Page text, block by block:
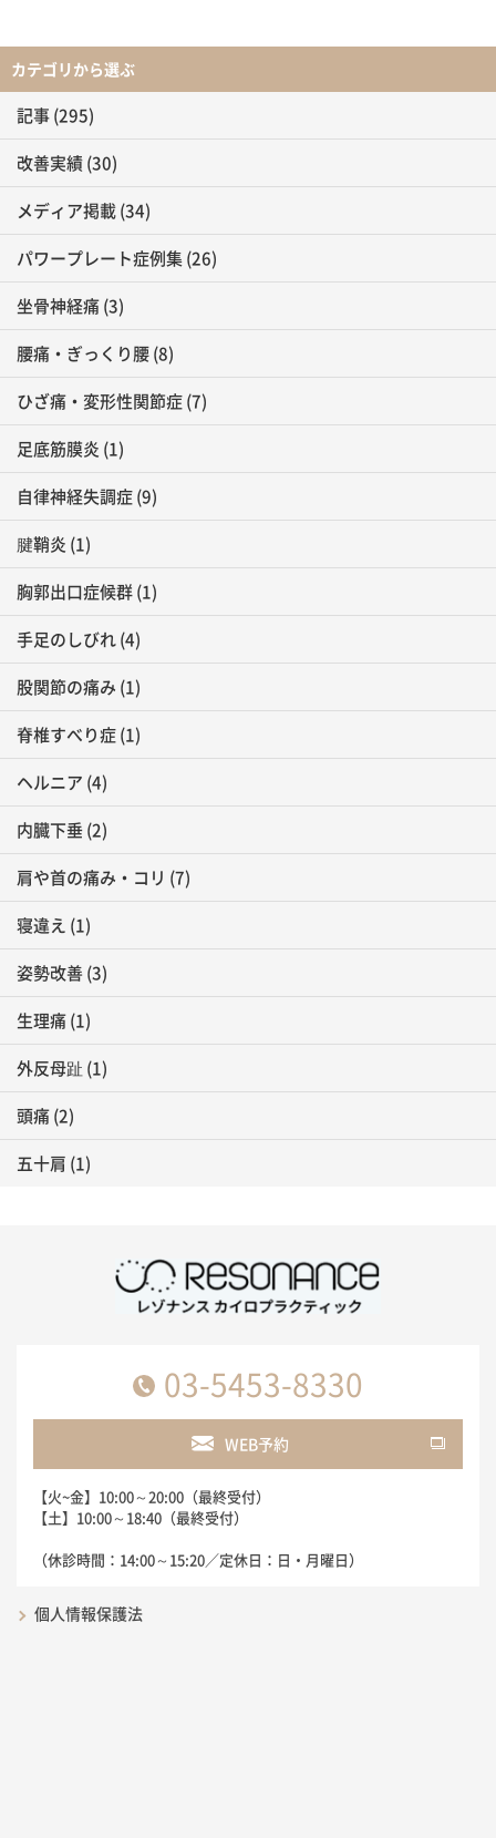
カテゴリから選ぶ
記事(295)
改善実績(30)
メディア掲載(34)
パワープレート症例集(26)
坐骨神経痛(3)
腰痛・ぎっくり腰(8)
ひざ痛・変形性関節症(7)
足底筋膜炎 (1)
自律神経失調症(9)
腱鞘炎 (1)
胸郭出口症候群(1)
手足のしびれ(4)
股関節の痛み (1)
脊椎すべり症(1)
ヘルニア (4)
内臓下垂(2)
肩や首の痛み・コリ (7)
寝違え (1)
姿勢改善(3)
生理痛(1)
外反母趾 (1)
頭痛(2)
五十肩 (1)
03-5453-8330
WEB予約
【火~金】10:00～20:00（最終受付）
【土】10:00～18:40（最終受付）
（休診時間：14:00～15:20／定休日：日・月曜日）
個人情報保護法